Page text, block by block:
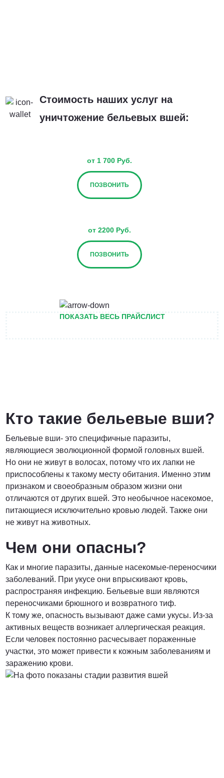
Стоимость наших услуг на
уничтожение бельевых вшей:
от 1 700 Руб.
ПОЗВОНИТЬ
от 2200 Руб.
ПОЗВОНИТЬ
Договорная
ПОЗВОНИТЬ
от 1500 Руб.
от 3000 Руб.
ПОЗВОНИТЬ
ПОКАЗАТЬ ВЕСЬ ПРАЙСЛИСТ
Кто такие бельевые вши?
Бельевые вши- это специфичные паразиты,
являющиеся эволюционной формой головных вшей.
Но они не живут в волосах, потому что их лапки не
приспособлены к такому месту обитания. Именно этим
признаком и своеобразным образом жизни они
отличаются от других вшей. Это необычное насекомое,
питающиеся исключительно кровью людей. Также они
не живут на животных.
Чем они опасны?
Как и многие паразиты, данные насекомые-переносчики
заболеваний. При укусе они впрыскивают кровь,
распространяя инфекцию. Бельевые вши являются
переносчиками брюшного и возвратного тиф.
К тому же, опасность вызывают даже сами укусы. Из-за
активных веществ возникает аллергическая реакция.
Если человек постоянно расчесывает пораженные
участки, это может привести к кожным заболеваниям и
заражению крови.